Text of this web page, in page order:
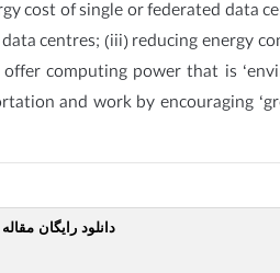
cost of single or federated data
centres; (iii) reducing energy
computing power that is
and work by encouraging
دانلود رایگان